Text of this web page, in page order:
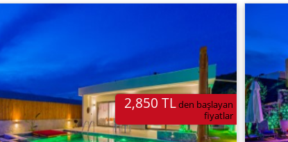
2,850 TLden başlayan
fiyatlar